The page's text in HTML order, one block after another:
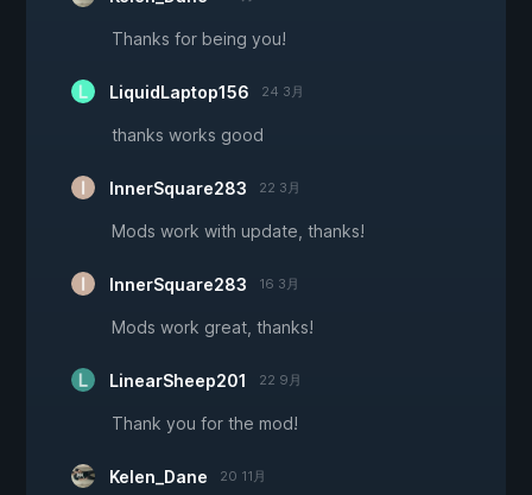
Thanks for being you!
LiquidLaptop156 24 3月
thanks works good
InnerSquare283 22 3月
Mods work with update, thanks!
InnerSquare283 16 3月
Mods work great, thanks!
LinearSheep201 22 9月
Thank you for the mod!
Kelen_Dane 20 11月